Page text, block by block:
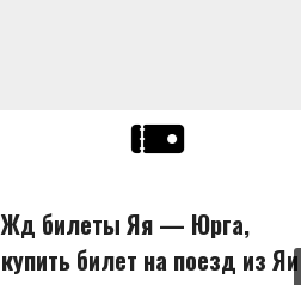
Жд билеты Яя — Юрга,
купить билет на поезд из Яи